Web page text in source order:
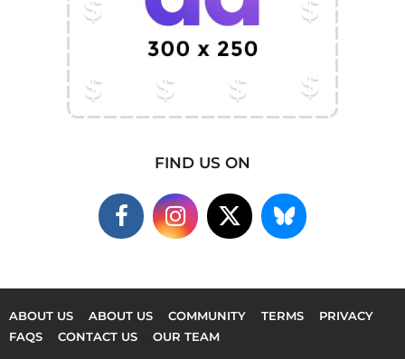
FIND US ON
ABOUT US ABOUT US COMMUNITY TERMS
PRIVACY
FAQS
CONTACT US OUR TEAM